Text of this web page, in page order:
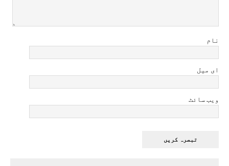
نام
ای میل
ویب سائٹ